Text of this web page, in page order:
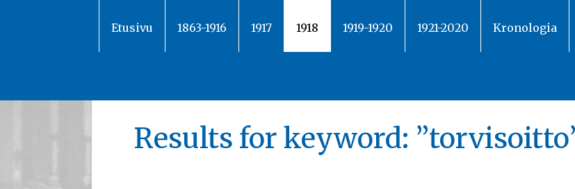
Etusivu 1863-1916 1917 1918 1919-1920 1921-2020 Kronologia
Results for keyword: